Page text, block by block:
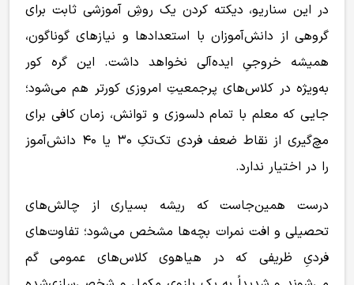
در این سناریو، دیکته کردن یک روشِ آموزشی ثابت برای
گروهی از دانش‌آموزان با استعدادها و نیازهای گوناگون،
همیشه خروجیِ ایده‌آلی نخواهد داشت. این گره کور
به‌ویژه در کلاس‌های پرجمعیتِ امروزی کورتر هم می‌شود؛
جایی که معلم با تمام دلسوزی و توانش، زمان کافی برای
مچ‌گیری از نقاط ضعف فردی تک‌تکِ ۳۰ یا ۴۰ دانش‌آموز
را در اختیار ندارد.
درست همین‌جاست که ریشه بسیاری از چالش‌های
تحصیلی و افت نمرات بچه‌ها مشخص می‌شود؛ تفاوت‌های
فردیِ ظریفی که در هیاهوی کلاس‌های عمومی گم